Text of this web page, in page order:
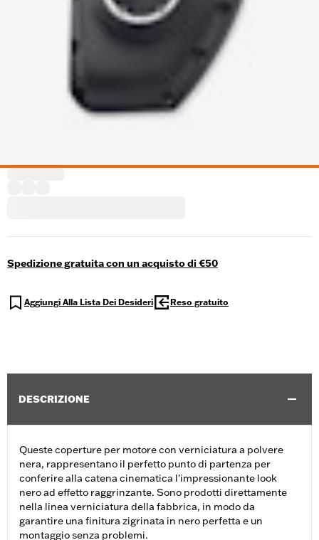
Spedizione gratuita con un acquisto di €50
Aggiungi Alla Lista Dei Desideri Reso gratuito
DESCRIZIONE
Queste coperture per motore con verniciatura a polvere
nera, rappresentano il perfetto punto di partenza per
conferire alla catena cinematica l'impressionante look
nero ad effetto raggrinzante. Sono prodotti direttamente
nella linea verniciatura della fabbrica, in modo da
garantire una finitura zigrinata in nero perfetta e un
montaggio senza problemi.